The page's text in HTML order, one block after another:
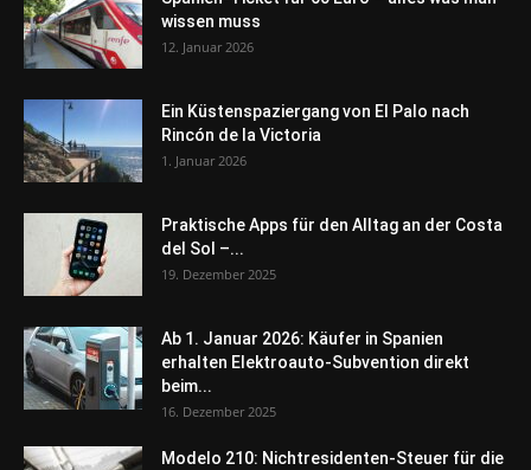
wissen muss
12. Januar 2026
Ein Küstenspaziergang von El Palo nach
Rincón de la Victoria
1. Januar 2026
Praktische Apps für den Alltag an der Costa
del Sol –...
19. Dezember 2025
Ab 1. Januar 2026: Käufer in Spanien
erhalten Elektroauto-Subvention direkt
beim...
16. Dezember 2025
Modelo 210: Nichtresidenten-Steuer für die